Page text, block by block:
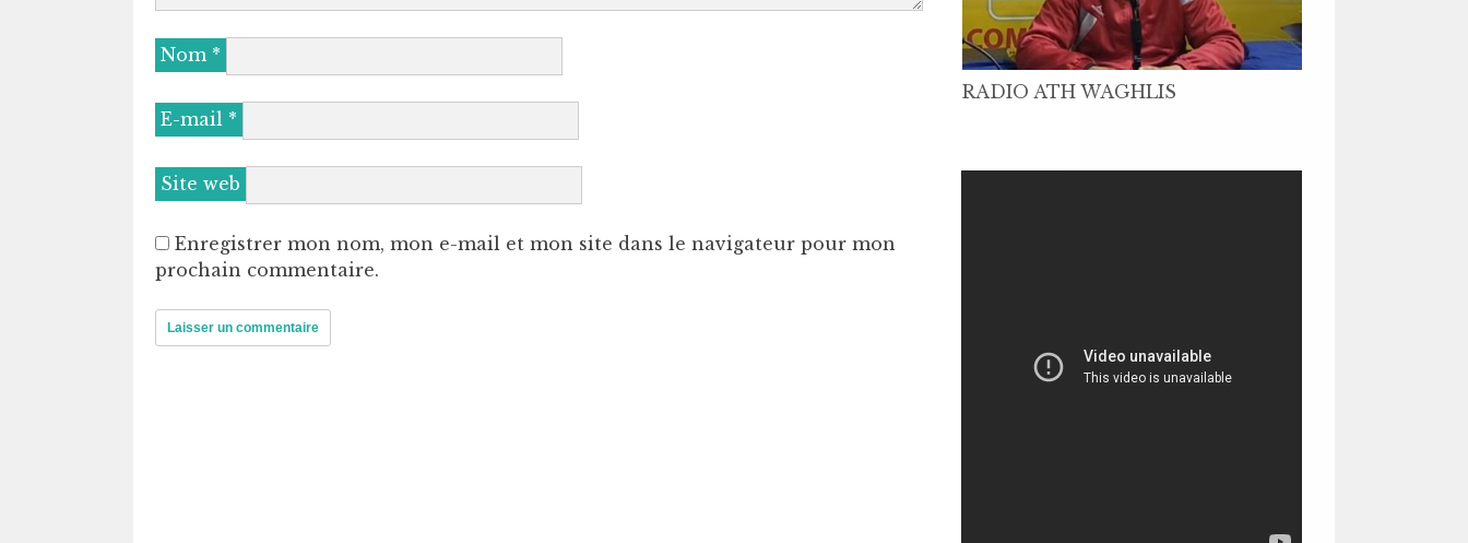
Nom *
E-mail *
Site web
Enregistrer mon nom, mon e-mail et mon site dans le navigateur pour mon
prochain commentaire.
RADIO ATH WAGHLIS